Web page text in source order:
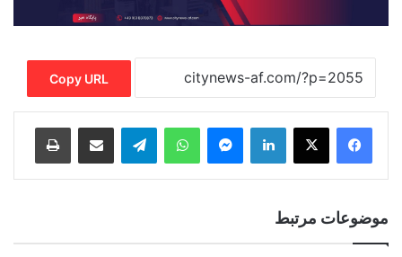
Copy URL
LinkedIn
Messenger
WhatsApp
Telegram
Share via Email
Print
موضوعات مرتبط